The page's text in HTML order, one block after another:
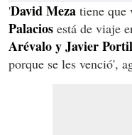
'David Meza tiene que
Palacios está de viaje
Arévalo y Javier
porque se les venció',